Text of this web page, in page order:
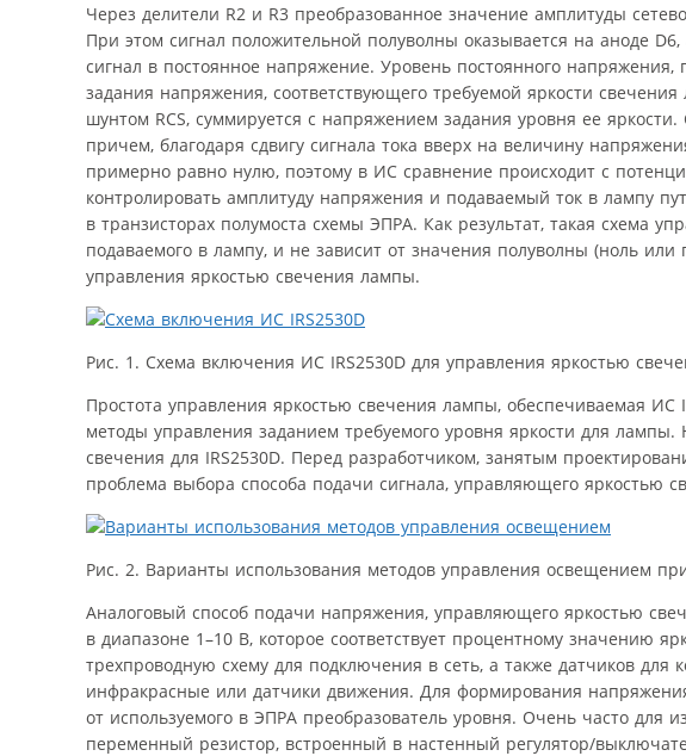
Через делители R2 и R3 преобразованное значение амплитуды
При этом сигнал положительной полуволны оказывается на аноде
сигнал в постоянное напряжение. Уровень постоянного напряжения,
задания напряжения, соответствующего требуемой яркости
шунтом RCS, суммируется с напряжением задания уровня ее
причем, благодаря сдвигу сигнала тока вверх на величину
примерно равно нулю, поэтому в ИС сравнение происходит с
контролировать амплитуду напряжения и подаваемый ток в лампу
в транзисторах полумоста схемы ЭПРА. Как результат, такая схема
подаваемого в лампу, и не зависит от значения полуволны (ноль
управления яркостью свечения лампы.
Рис. 1. Схема включения ИС IRS2530D для управления яркостью
Простота управления яркостью свечения лампы, обеспечиваемая ИС
методы управления заданием требуемого уровня яркости для
свечения для IRS2530D. Перед разработчиком, занятым
проблема выбора способа подачи сигнала, управляющего яркостью
Рис. 2. Варианты использования методов управления освещением
Аналоговый способ подачи напряжения, управляющего яркостью
в диапазоне 1–10 В, которое соответствует процентному значению
трехпроводную схему для подключения в сеть, а также датчиков для
инфракрасные или датчики движения. Для формирования
от используемого в ЭПРА преобразователь уровня. Очень часто для
переменный резистор, встроенный в настенный регулятор/